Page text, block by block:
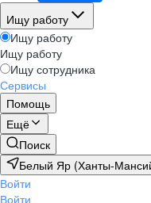
Ищу работу
Ищу работу
Ищу работу
Ищу сотрудника
Сервисы
Помощь
Ещё
Поиск
Белый Яр (Ханты-
Войти
Войти